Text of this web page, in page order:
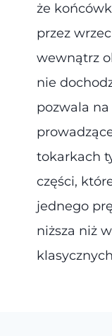
że
przez
wewnątrz
nie
pozwala
tokarkach
części,
jednego
niższa niż